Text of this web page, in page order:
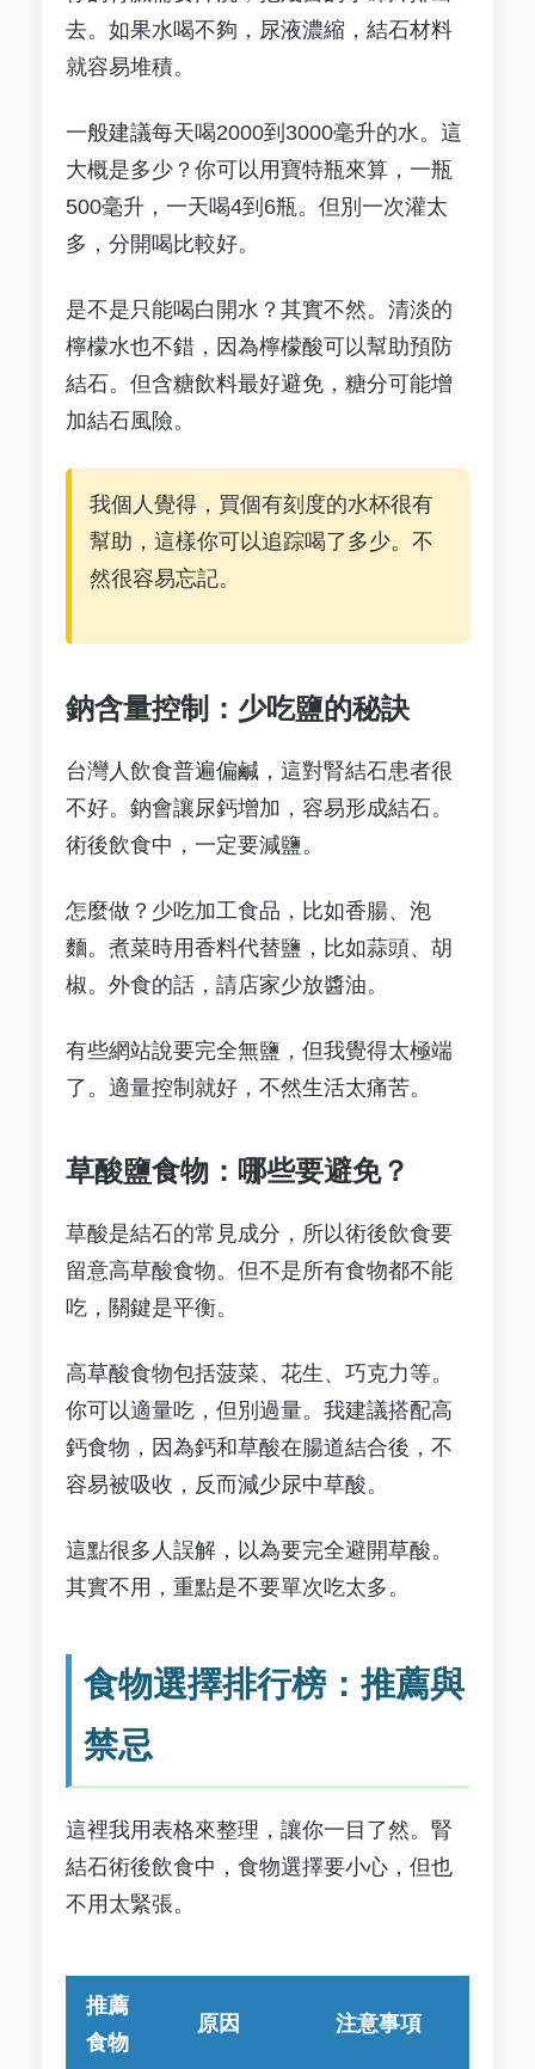
去。如果水喝不夠，尿液濃縮，結石材料
就容易堆積。
一般建議每天喝2000到3000毫升的水。這
大概是多少？你可以用寶特瓶來算，一瓶
500毫升，一天喝4到6瓶。但別一次灌太
多，分開喝比較好。
是不是只能喝白開水？其實不然。清淡的
檸檬水也不錯，因為檸檬酸可以幫助預防
結石。但含糖飲料最好避免，糖分可能增
加結石風險。
我個人覺得，買個有刻度的水杯很有
幫助，這樣你可以追踪喝了多少。不
然很容易忘記。
鈉含量控制：少吃鹽的秘訣
台灣人飲食普遍偏鹹，這對腎結石患者很
不好。鈉會讓尿鈣增加，容易形成結石。
術後飲食中，一定要減鹽。
怎麼做？少吃加工食品，比如香腸、泡
麵。煮菜時用香料代替鹽，比如蒜頭、胡
椒。外食的話，請店家少放醬油。
有些網站說要完全無鹽，但我覺得太極端
了。適量控制就好，不然生活太痛苦。
草酸鹽食物：哪些要避免？
草酸是結石的常見成分，所以術後飲食要
留意高草酸食物。但不是所有食物都不能
吃，關鍵是平衡。
高草酸食物包括菠菜、花生、巧克力等。
你可以適量吃，但別過量。我建議搭配高
鈣食物，因為鈣和草酸在腸道結合後，不
容易被吸收，反而減少尿中草酸。
這點很多人誤解，以為要完全避開草酸。
其實不用，重點是不要單次吃太多。
食物選擇排行榜：推薦與
禁忌
這裡我用表格來整理，讓你一目了然。腎
結石術後飲食中，食物選擇要小心，但也
不用太緊張。
推薦
食物
原因 注意事項